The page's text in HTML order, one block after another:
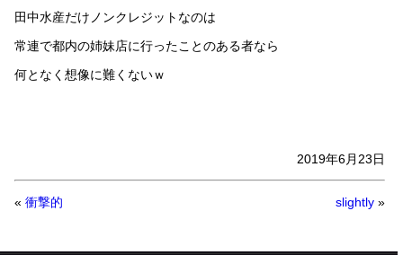
田中水産だけノンクレジットなのは
常連で都内の姉妹店に行ったことのある者なら
何となく想像に難くないｗ
2019年6月23日
« 衝撃的 slightly »